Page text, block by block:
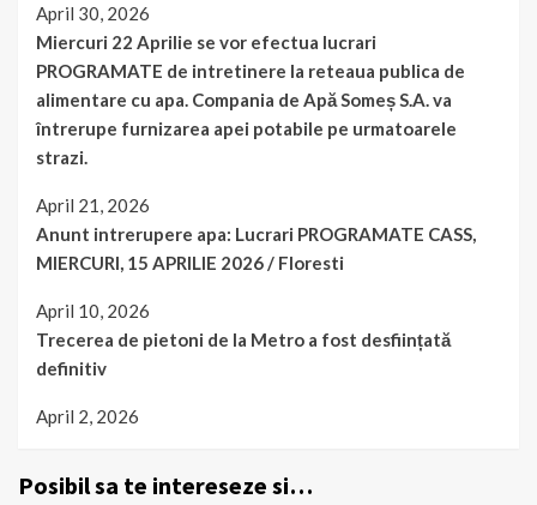
April 30, 2026
Miercuri 22 Aprilie se vor efectua lucrari
PROGRAMATE de intretinere la reteaua publica de
alimentare cu apa. Compania de Apă Someș S.A. va
întrerupe furnizarea apei potabile pe urmatoarele
strazi.
April 21, 2026
Anunt intrerupere apa: Lucrari PROGRAMATE CASS,
MIERCURI, 15 APRILIE 2026 / Floresti
April 10, 2026
Trecerea de pietoni de la Metro a fost desființată
definitiv
April 2, 2026
Posibil sa te intereseze si…